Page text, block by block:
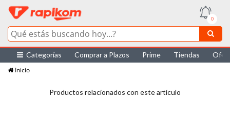
0
Categorías Comprar a Plazos Prime Tiendas
Inicio
Productos relacionados con este artículo